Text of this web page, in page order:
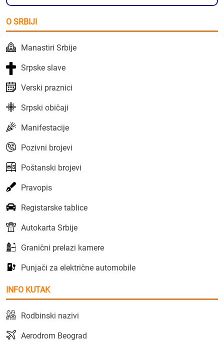
O SRBIJI
Manastiri Srbije
Srpske slave
Verski praznici
Srpski običaji
Manifestacije
Pozivni brojevi
Poštanski brojevi
Pravopis
Registarske tablice
Autokarta Srbije
Granični prelazi kamere
Punjači za električne automobile
INFO KUTAK
Rodbinski nazivi
Aerodrom Beograd